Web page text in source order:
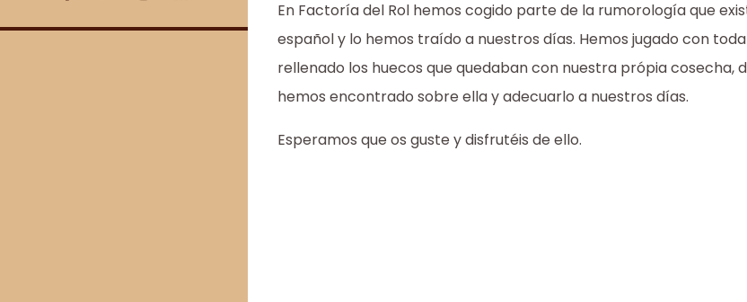
En Factoría del Rol hemos cogido parte de la rumorología que
español y lo hemos traído a nuestros días. Hemos jugado con
rellenado los huecos que quedaban con nuestra própia cosecha,
hemos encontrado sobre ella y adecuarlo a nuestros días.
Esperamos que os guste y disfrutéis de ello.